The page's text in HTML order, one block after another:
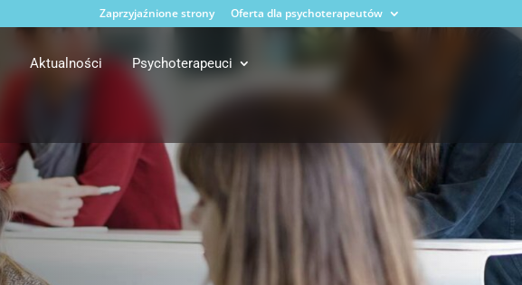
Zaprzyjaźnione strony Oferta dla psychoterapeutów
Aktualności Psychoterapeuci